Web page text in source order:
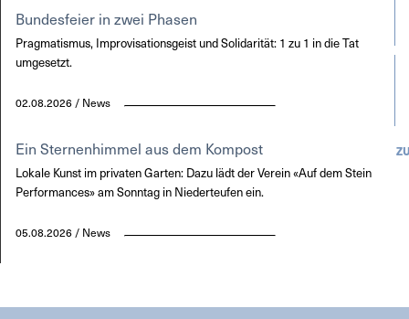
Bundesfeier in zwei Phasen
Pragmatismus, Improvisationsgeist und Solidarität: 1 zu 1 in die Tat
umgesetzt.
02.08.2026 / News
Ein Sternenhimmel aus dem Kompost
Lokale Kunst im privaten Garten: Dazu lädt der Verein «Auf dem Stein
Performances» am Sonntag in Niederteufen ein.
05.08.2026 / News